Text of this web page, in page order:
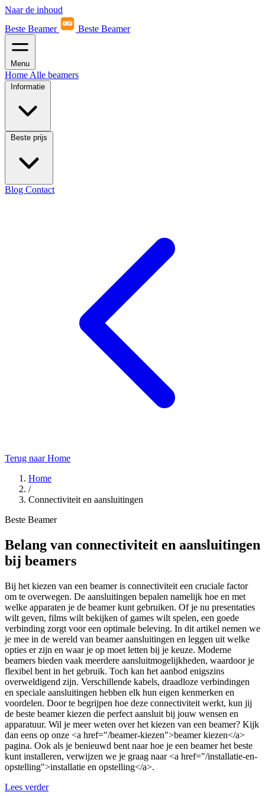
Naar de inhoud
Beste Beamer
Beste Beamer
Menu
Home Alle beamers
Informatie
Beste prijs
Blog Contact
Terug naar Home
Home
/
Connectiviteit en aansluitingen
Beste Beamer
Belang van connectiviteit en aansluitingen
bij beamers
Bij het kiezen van een beamer is connectiviteit een cruciale factor
om te overwegen. De aansluitingen bepalen namelijk hoe en met
welke apparaten je de beamer kunt gebruiken. Of je nu presentaties
wilt geven, films wilt bekijken of games wilt spelen, een goede
verbinding zorgt voor een optimale beleving. In dit artikel nemen we
je mee in de wereld van beamer aansluitingen en leggen uit welke
opties er zijn en waar je op moet letten bij je keuze. Moderne
beamers bieden vaak meerdere aansluitmogelijkheden, waardoor je
flexibel bent in het gebruik. Toch kan het aanbod enigszins
overweldigend zijn. Verschillende kabels, draadloze verbindingen
en speciale aansluitingen hebben elk hun eigen kenmerken en
voordelen. Door te begrijpen hoe deze connectiviteit werkt, kun jij
de beste beamer kiezen die perfect aansluit bij jouw wensen en
apparatuur. Wil je meer weten over het kiezen van een beamer? Kijk
dan eens op onze <a href="/beamer-kiezen">beamer kiezen</a>
pagina. Ook als je benieuwd bent naar hoe je een beamer het beste
kunt installeren, verwijzen we je graag naar <a href="/installatie-en-
opstelling">installatie en opstelling</a>.
Lees verder